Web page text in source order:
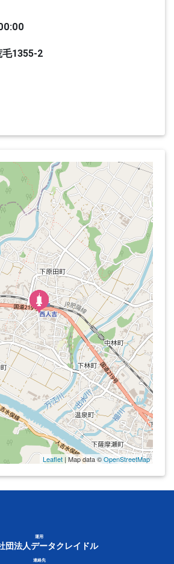
毛1355-2
Leaflet | Map data ©OpenStreetMap
運用
団法人データクレイドル
連絡先